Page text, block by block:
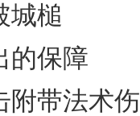
城槌
的保障
附带法术